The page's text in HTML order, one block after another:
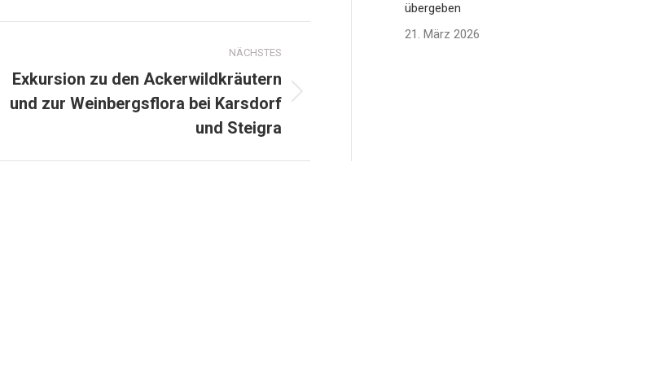
NÄCHSTES
Exkursion zu den Ackerwildkräutern
und zur Weinbergsflora bei Karsdorf
und Steigra
übergeben
21. März 2026